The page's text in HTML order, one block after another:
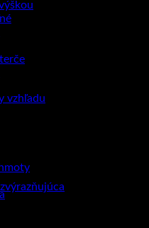
vzhľadu